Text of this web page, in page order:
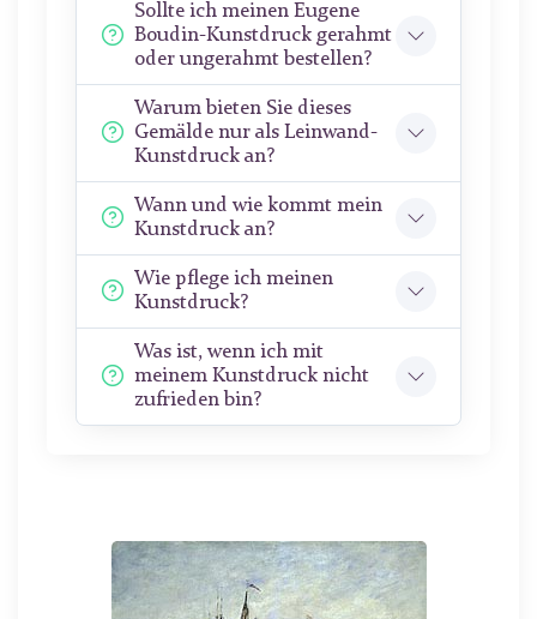
Sollte ich meinen Eugene
Boudin-Kunstdruck gerahmt
oder ungerahmt bestellen?
Warum bieten Sie dieses
Gemälde nur als Leinwand-
Kunstdruck an?
Wann und wie kommt mein
Kunstdruck an?
Wie pflege ich meinen
Kunstdruck?
Was ist, wenn ich mit
meinem Kunstdruck nicht
zufrieden bin?